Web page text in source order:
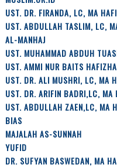
UST. DR. FIRANDA, LC, MA
UST. ABDULLAH TASLIM, LC,
AL-MANHAJ
UST. MUHAMMAD ABDUH
UST. AMMI NUR BAITS
UST. DR. ALI MUSHRI, LC, MA
UST. DR. ARIFIN BADRI,LC, MA
UST. ABDULLAH ZAEN,LC, MA
BIAS
MAJALAH AS-SUNNAH
YUFID
DR. SUFYAN BASWEDAN, MA